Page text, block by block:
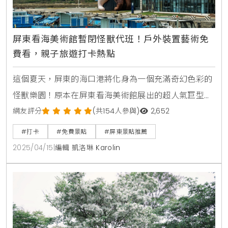
屏東看海美術館暫閉怪獸代班！戶外裝置藝術免
費看，親子旅遊打卡熱點
這個夏天，屏東的海口港將化身為一個充滿奇幻色彩的
怪獸樂園！原本在屏東看海美術館展出的超人氣巨型藝
術裝置，現在移師至海港邊，舉辦戶外特展《怪獸代
班》。展覽將於4月25日正式開幕，持續到7月27日，
並且完全免費！在這裡，你將能見到去年最受歡迎的可
愛巨獸，包括搖尾巴的「擁抱貓」、呆萌的「阿Q」，
以及引人注目的「貪食兔」等九件作品，整個港口彷彿
被巨型氣球包圍，帶來無限的療癒感！屏東縣政府誠摯
邀請大家把握好
網友評分 (共154人參與) 2,652
#打卡 #免費景點 #屏東景點推薦
2025/04/15 編輯 凱洛琳 Karolin